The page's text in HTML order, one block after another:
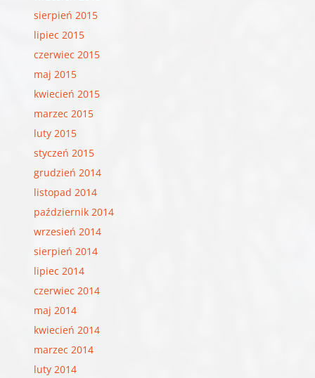
sierpień 2015
lipiec 2015
czerwiec 2015
maj 2015
kwiecień 2015
marzec 2015
luty 2015
styczeń 2015
grudzień 2014
listopad 2014
październik 2014
wrzesień 2014
sierpień 2014
lipiec 2014
czerwiec 2014
maj 2014
kwiecień 2014
marzec 2014
luty 2014